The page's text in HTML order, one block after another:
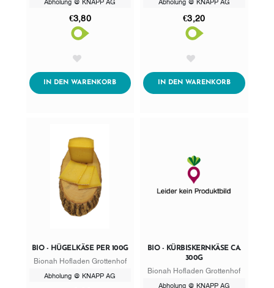
Abholung @ KNAPP AG
€3,80
IN DEN WARENKORBADDTOCART
Abholung @ KNAPP AG
€3,20
IN DEN WARENKORBADDTOCART
BIO - HÜGELKÄSE PER 100G
Bionah Hofladen Grottenhof
Abholung @ KNAPP AG
BIO - KÜRBISKERNKÄSE CA.
300G
Bionah Hofladen Grottenhof
Abholung @ KNAPP AG